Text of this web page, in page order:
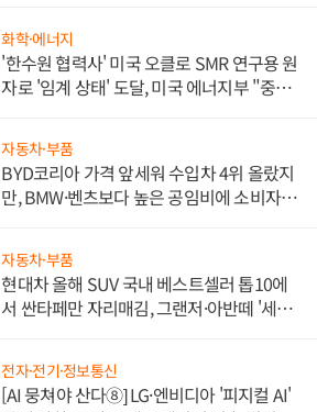
화학·에너지
'한수원 협력사' 미국 오클로 SMR 연구용 원
자로 '임계 상태' 도달, 미국 에너지부 "중요
자동차·부품
BYD코리아 가격 앞세워 수입차 4위 올랐지
만, BMW·벤츠보다 높은 공임비에 소비자
자동차·부품
현대차 올해 SUV 국내 베스트셀러 톱10에
서 싼타페만 자리매김, 그랜저·아반떼 '세단
전자·전기·정보통신
[AI 뭉쳐야 산다⑧] LG·엔비디아 '피지컬 AI'